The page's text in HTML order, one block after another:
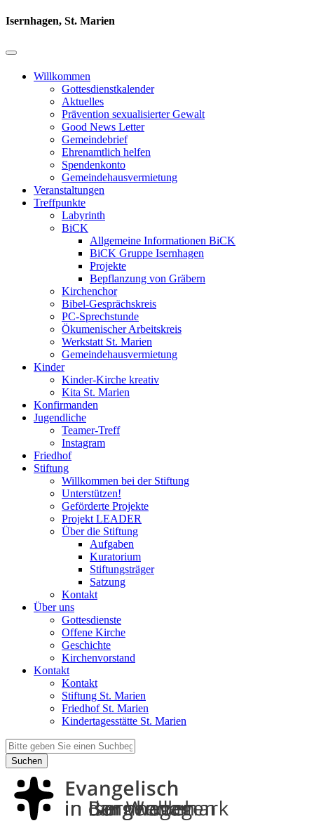
Isernhagen, St. Marien
Willkommen
Gottesdienstkalender
Aktuelles
Prävention sexualisierter Gewalt
Good News Letter
Gemeindebrief
Ehrenamtlich helfen
Spendenkonto
Gemeindehausvermietung
Veranstaltungen
Treffpunkte
Labyrinth
BiCK
Allgemeine Informationen BiCK
BiCK Gruppe Isernhagen
Projekte
Bepflanzung von Gräbern
Kirchenchor
Bibel-Gesprächskreis
PC-Sprechstunde
Ökumenischer Arbeitskreis
Werkstatt St. Marien
Gemeindehausvermietung
Kinder
Kinder-Kirche kreativ
Kita St. Marien
Konfirmanden
Jugendliche
Teamer-Treff
Instagram
Friedhof
Stiftung
Willkommen bei der Stiftung
Unterstützen!
Geförderte Projekte
Projekt LEADER
Über die Stiftung
Aufgaben
Kuratorium
Stiftungsträger
Satzung
Kontakt
Über uns
Gottesdienste
Offene Kirche
Geschichte
Kirchenvorstand
Kontakt
Kontakt
Stiftung St. Marien
Friedhof St. Marien
Kindertagesstätte St. Marien
Suchen